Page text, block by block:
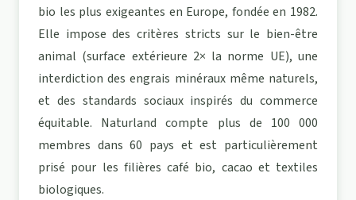
bio les plus exigeantes en Europe, fondée en 1982.
Elle impose des critères stricts sur le bien-être
animal (surface extérieure 2× la norme UE), une
interdiction des engrais minéraux même naturels,
et des standards sociaux inspirés du commerce
équitable. Naturland compte plus de 100 000
membres dans 60 pays et est particulièrement
prisé pour les filières café bio, cacao et textiles
biologiques.